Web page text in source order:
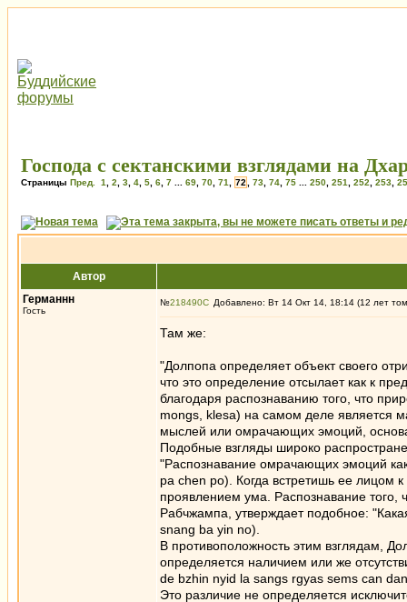
Господа с сектанскими взглядами на
Страницы Пред. 1 2 3 4 5 6 7 69 70 71 72 73 74 75 250 251 252 253
Автор
Германнн
Гость
№218490 Добавлено: Вт 14 Окт 14, 18:14 (12 лет
Там же:
"Долпопа определяет объект своего
что это определение отсылает как к
благодаря распознаванию того, что
mongs, klesa) на самом деле является
мыслей или омрачающих эмоций,
Подобные взгляды широко
"Распознавание омрачающих эмоций
pa chen po). Когда встретишь ее лицом
проявлением ума. Распознавание того,
Рабчжампа, утверждает подобное:
snang ba yin no).
В противоположность этим взглядам,
определяется наличием или же
de bzhin nyid la sangs rgyas sems can
Это различие не определяется